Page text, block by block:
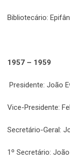
Bibliotecário:
1957 – 1959
Presidente: João
Vice-Presidente:
Secretário-Geral:
1º Secretário: